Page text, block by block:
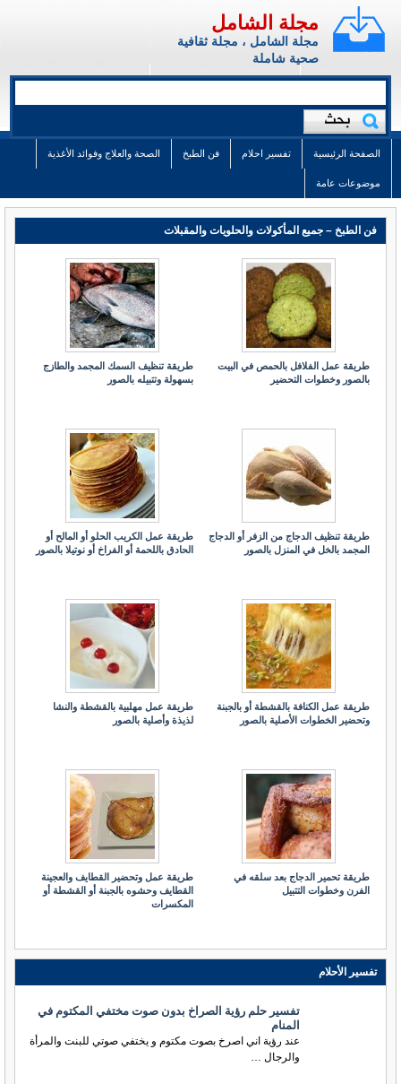
مجلة الشامل
مجلة الشامل ، مجلة ثقافية
صحية شاملة
الصفحة الرئيسية تفسير احلام فن الطبخ الصحة والعلاج وفوائد الأغذية
موضوعات عامة
فن الطبخ – جميع المأكولات والحلويات والمقبلات
طريقة عمل الفلافل بالحمص في البيت
بالصور وخطوات التحضير
طريقة تنظيف السمك المجمد والطازج
بسهولة وتتبيله بالصور
طريقة تنظيف الدجاج من الزفر أو الدجاج
المجمد بالخل في المنزل بالصور
طريقة عمل الكريب الحلو أو المالح أو
الحادق باللحمة أو الفراخ أو نوتيلا بالصور
طريقة عمل الكنافة بالقشطة أو بالجبنة
وتحضير الخطوات الأصلية بالصور
طريقة عمل مهلبية بالقشطة والنشا
لذيذة وأصلية بالصور
طريقة تحمير الدجاج بعد سلقه في
الفرن وخطوات التتبيل
طريقة عمل وتحضير القطايف والعجينة
القطايف وحشوه بالجبنة أو القشطة أو
المكسرات
تفسير الأحلام
تفسير حلم رؤية الصراخ بدون صوت مختفي المكتوم في
المنام
عند رؤية اني اصرخ بصوت مكتوم و يختفي صوتي للبنت والمرأة
والرجال …